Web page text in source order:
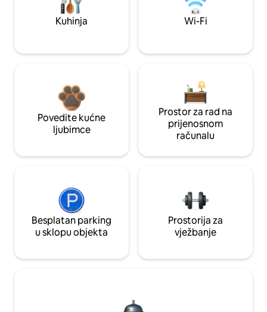
Kuhinja Wi-Fi
Povedite kućne
ljubimce
Prostor za rad na
prijenosnom
računalu
Besplatan parking
u sklopu objekta
Prostorija za
vježbanje